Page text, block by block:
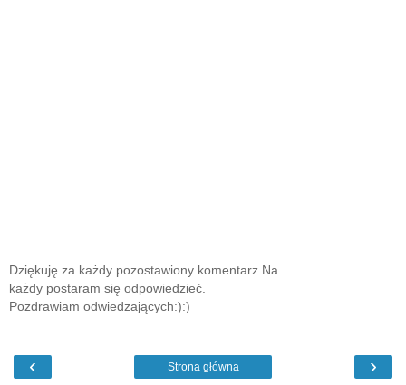
Dziękuję za każdy pozostawiony komentarz.Na
każdy postaram się odpowiedzieć.
Pozdrawiam odwiedzających:):)
‹ ›
Strona główna